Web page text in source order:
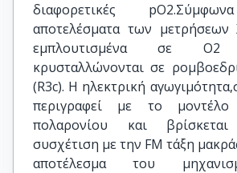
διαφορετικές
αποτελέσματα των μετρήσεων
εμπλουτισμένα σε Ο2
κρυσταλλώνονται σε
(R3c). Η ηλεκτρική
περιγραφεί με το
πολαρονίου και
συσχέτιση με την FM τάξη
αποτέλεσμα του